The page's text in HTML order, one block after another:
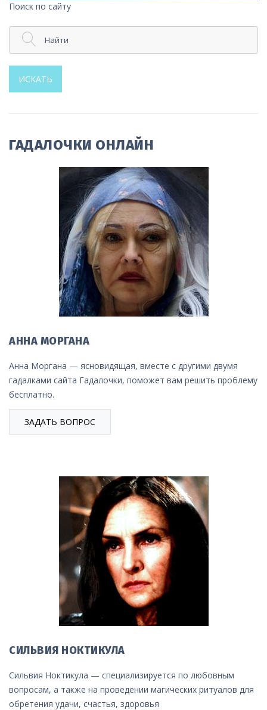
Поиск по сайту
Найти
ИСКАТЬ
ГАДАЛОЧКИ ОНЛАЙН
АННА МОРГАНА
Анна Моргана — ясновидящая, вместе с другими двумя
гадалками сайта Гадалочки, поможет вам решить проблему
бесплатно.
ЗАДАТЬ ВОПРОС
СИЛЬВИЯ НОКТИКУЛА
Сильвия Ноктикула — специализируется по любовным
вопросам, а также на проведении магических ритуалов для
обретения удачи, счастья, здоровья